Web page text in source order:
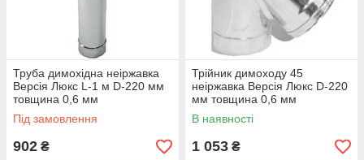
Труба димохідна неіржавка
Версія Люкс L-1 м D-220 мм
товщина 0,6 мм
Під замовлення
902 ₴
Трійник димоходу 45
неіржавка Версія Люкс D-220
мм товщина 0,6 мм
В наявності
1 053 ₴